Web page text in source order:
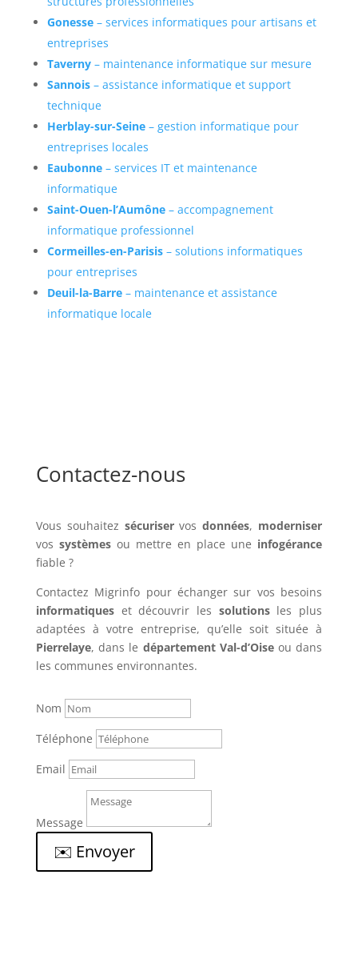
Gonesse– services informatiques pour artisans et
entreprises
Taverny– maintenance informatique sur mesure
Sannois– assistance informatique et support
technique
Herblay-sur-Seine– gestion informatique pour
entreprises locales
Eaubonne– services IT et maintenance
informatique
Saint-Ouen-l’Aumône– accompagnement
informatique professionnel
Cormeilles-en-Parisis– solutions informatiques
pour entreprises
Deuil-la-Barre– maintenance et assistance
informatique locale
Contactez-nous
Vous souhaitez sécuriservosdonnées, moderniser
vos systèmesou mettre en place une infogérance
fiable ?
Contactez Migrinfo pour échanger sur vos besoins
informatiqueset découvrir les solutionsles plus
adaptées à votre entreprise, qu’elle soit située à
Pierrelaye, dans le département Val-d’Oiseou dans
les communes environnantes.
Nom
Téléphone
Email
Message
✉️ Envoyer